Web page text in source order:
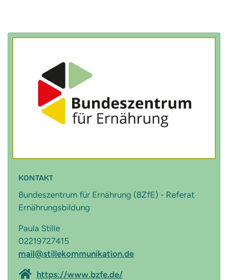
KONTAKT
Bundeszentrum für Ernährung (BZfE) - Referat
Ernährungsbildung
Paula Stille
02219727415
mail@stillekommunikation.de
https://www.bzfe.de/